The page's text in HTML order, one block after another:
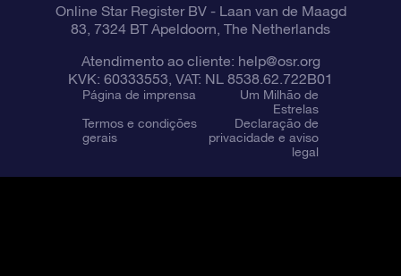
Online Star Register BV- Laan van de Maagd
83, 7324 BT Apeldoorn, The Netherlands
Atendimento ao cliente: help@osr.org
KVK: 60333553, VAT: NL 8538.62.722B01
Página de imprensa
Um Milhão de
Estrelas
Termos e condições
gerais
Declaração de
privacidade e aviso
legal